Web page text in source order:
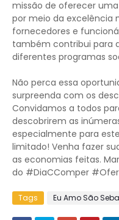
missão de oferecer
por meio da excelência
fornecedores e
também contribui para
diferentes programas
Não perca essa
surpreenda com os
Convidamos a todos
descobrirem as
especialmente para
limitado! Venha fazer
as economias feitas.
do #DiaCComper
Tags Eu Amo São